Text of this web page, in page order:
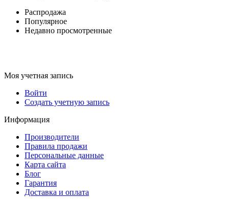
Распродажа
Популярное
Недавно просмотренные
Моя учетная запись
Войти
Создать учетную запись
Информация
Производители
Правила продажи
Персональные данные
Карта сайта
Блог
Гарантия
Доставка и оплата